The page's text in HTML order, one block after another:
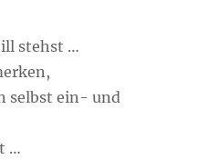
stehst …
selbst ein- und
…